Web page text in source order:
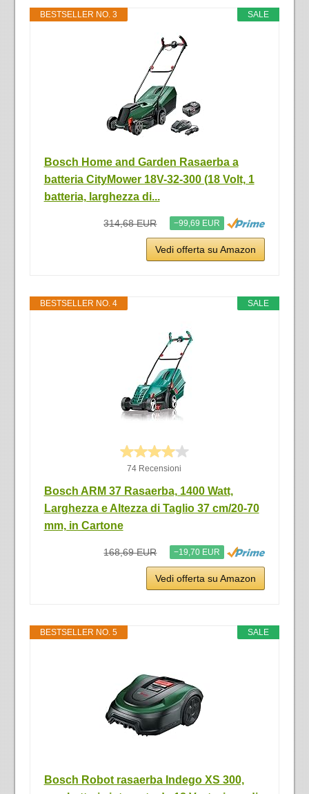
SALE
BESTSELLER NO. 3
Bosch Home and Garden Rasaerba a
batteria CityMower 18V-32-300 (18 Volt, 1
batteria, larghezza di...
314,68 EUR −99,69 EUR
Vedi offerta su Amazon
SALE
BESTSELLER NO. 4
74 Recensioni
Bosch ARM 37 Rasaerba, 1400 Watt,
Larghezza e Altezza di Taglio 37 cm/20-70
mm, in Cartone
168,69 EUR −19,70 EUR
Vedi offerta su Amazon
SALE
BESTSELLER NO. 5
Bosch Robot rasaerba Indego XS 300,